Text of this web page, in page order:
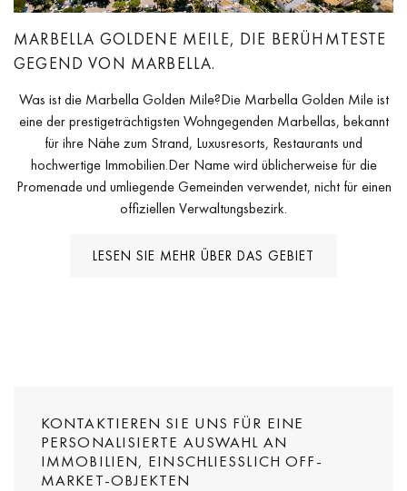
MARBELLA GOLDENE MEILE, DIE BERÜHMTESTE
GEGEND VON MARBELLA.
Was ist die Marbella Golden Mile?Die Marbella Golden Mile ist
eine der prestigeträchtigsten Wohngegenden Marbellas, bekannt
für ihre Nähe zum Strand, Luxusresorts, Restaurants und
hochwertige Immobilien.Der Name wird üblicherweise für die
Promenade und umliegende Gemeinden verwendet, nicht für einen
offiziellen Verwaltungsbezirk.
LESEN SIE MEHR ÜBER DAS GEBIET
KONTAKTIEREN SIE UNS FÜR EINE
PERSONALISIERTE AUSWAHL AN
IMMOBILIEN, EINSCHLIESSLICH OFF-M
ARKET-OBJEKTEN